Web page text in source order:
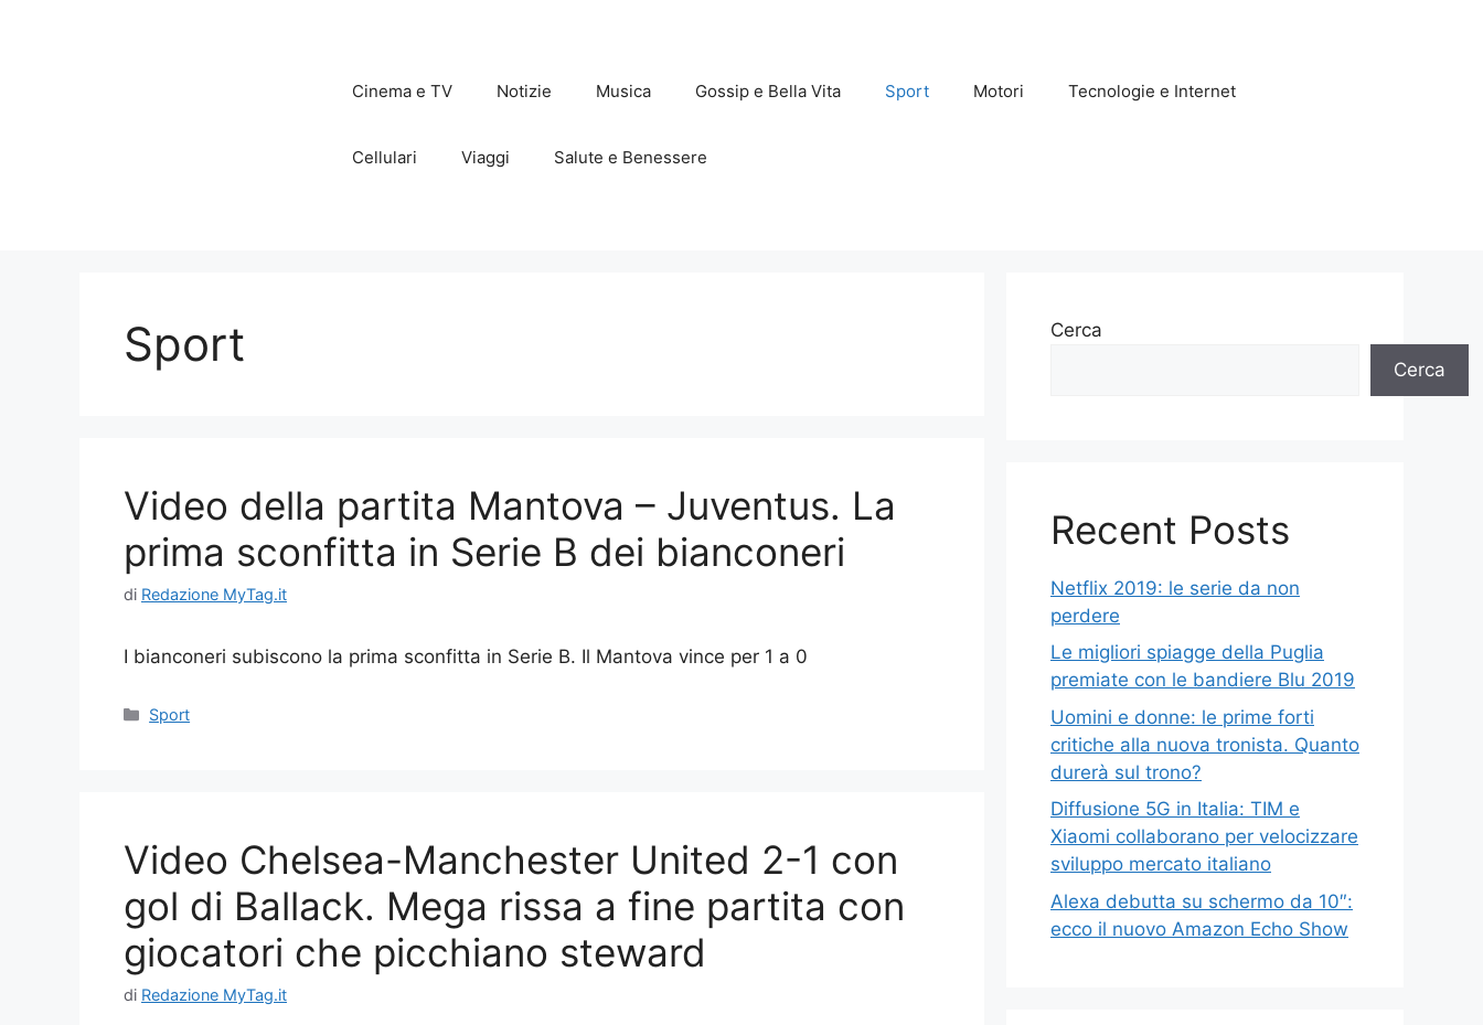
Cinema e TV Notizie Musica Gossip e Bella Vita Sport Motori Tecnologie e Internet
Cellulari Viaggi Salute e Benessere
Sport
Video della partita Mantova – Juventus. La
prima sconfitta in Serie B dei bianconeri
di Redazione MyTag.it
I bianconeri subiscono la prima sconfitta in Serie B. Il Mantova vince per 1 a 0
Categorie
Sport
Video Chelsea-Manchester United 2-1 con
gol di Ballack. Mega rissa a fine partita con
giocatori che picchiano steward
di Redazione MyTag.it
Cerca
Cerca
Recent Posts
Netflix 2019: le serie da non
perdere
Le migliori spiagge della Puglia
premiate con le bandiere Blu 2019
Uomini e donne: le prime forti
critiche alla nuova tronista. Quanto
durerà sul trono?
Diffusione 5G in Italia: TIM e
Xiaomi collaborano per velocizzare
sviluppo mercato italiano
Alexa debutta su schermo da 10″:
ecco il nuovo Amazon Echo Show